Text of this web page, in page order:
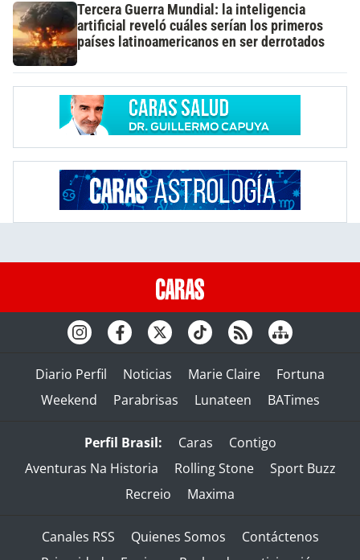
Tercera Guerra Mundial: la inteligencia
artificial reveló cuáles serían los primeros
países latinoamericanos en ser derrotados
Diario Perfil Noticias Marie Claire
Fortuna
Weekend
Parabrisas Lunateen BATimes
Perfil Brasil: Caras
Contigo
Aventuras Na Historia
Rolling Stone
Sport Buzz
Recreio
Maxima
Canales RSS Quienes Somos
Contáctenos